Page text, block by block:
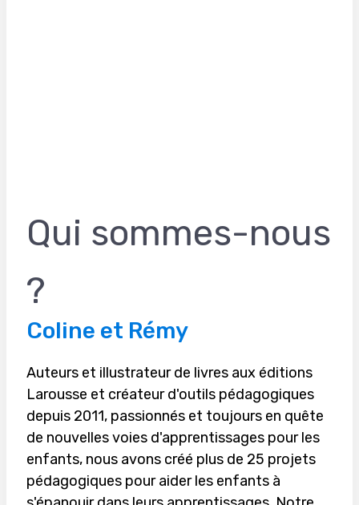
Qui sommes-nous
?
Coline et Rémy
Auteurs et illustrateur de livres aux éditions
Larousse et créateur d'outils pédagogiques
depuis 2011, passionnés et toujours en quête
de nouvelles voies d'apprentissages pour les
enfants, nous avons créé plus de 25 projets
pédagogiques pour aider les enfants à